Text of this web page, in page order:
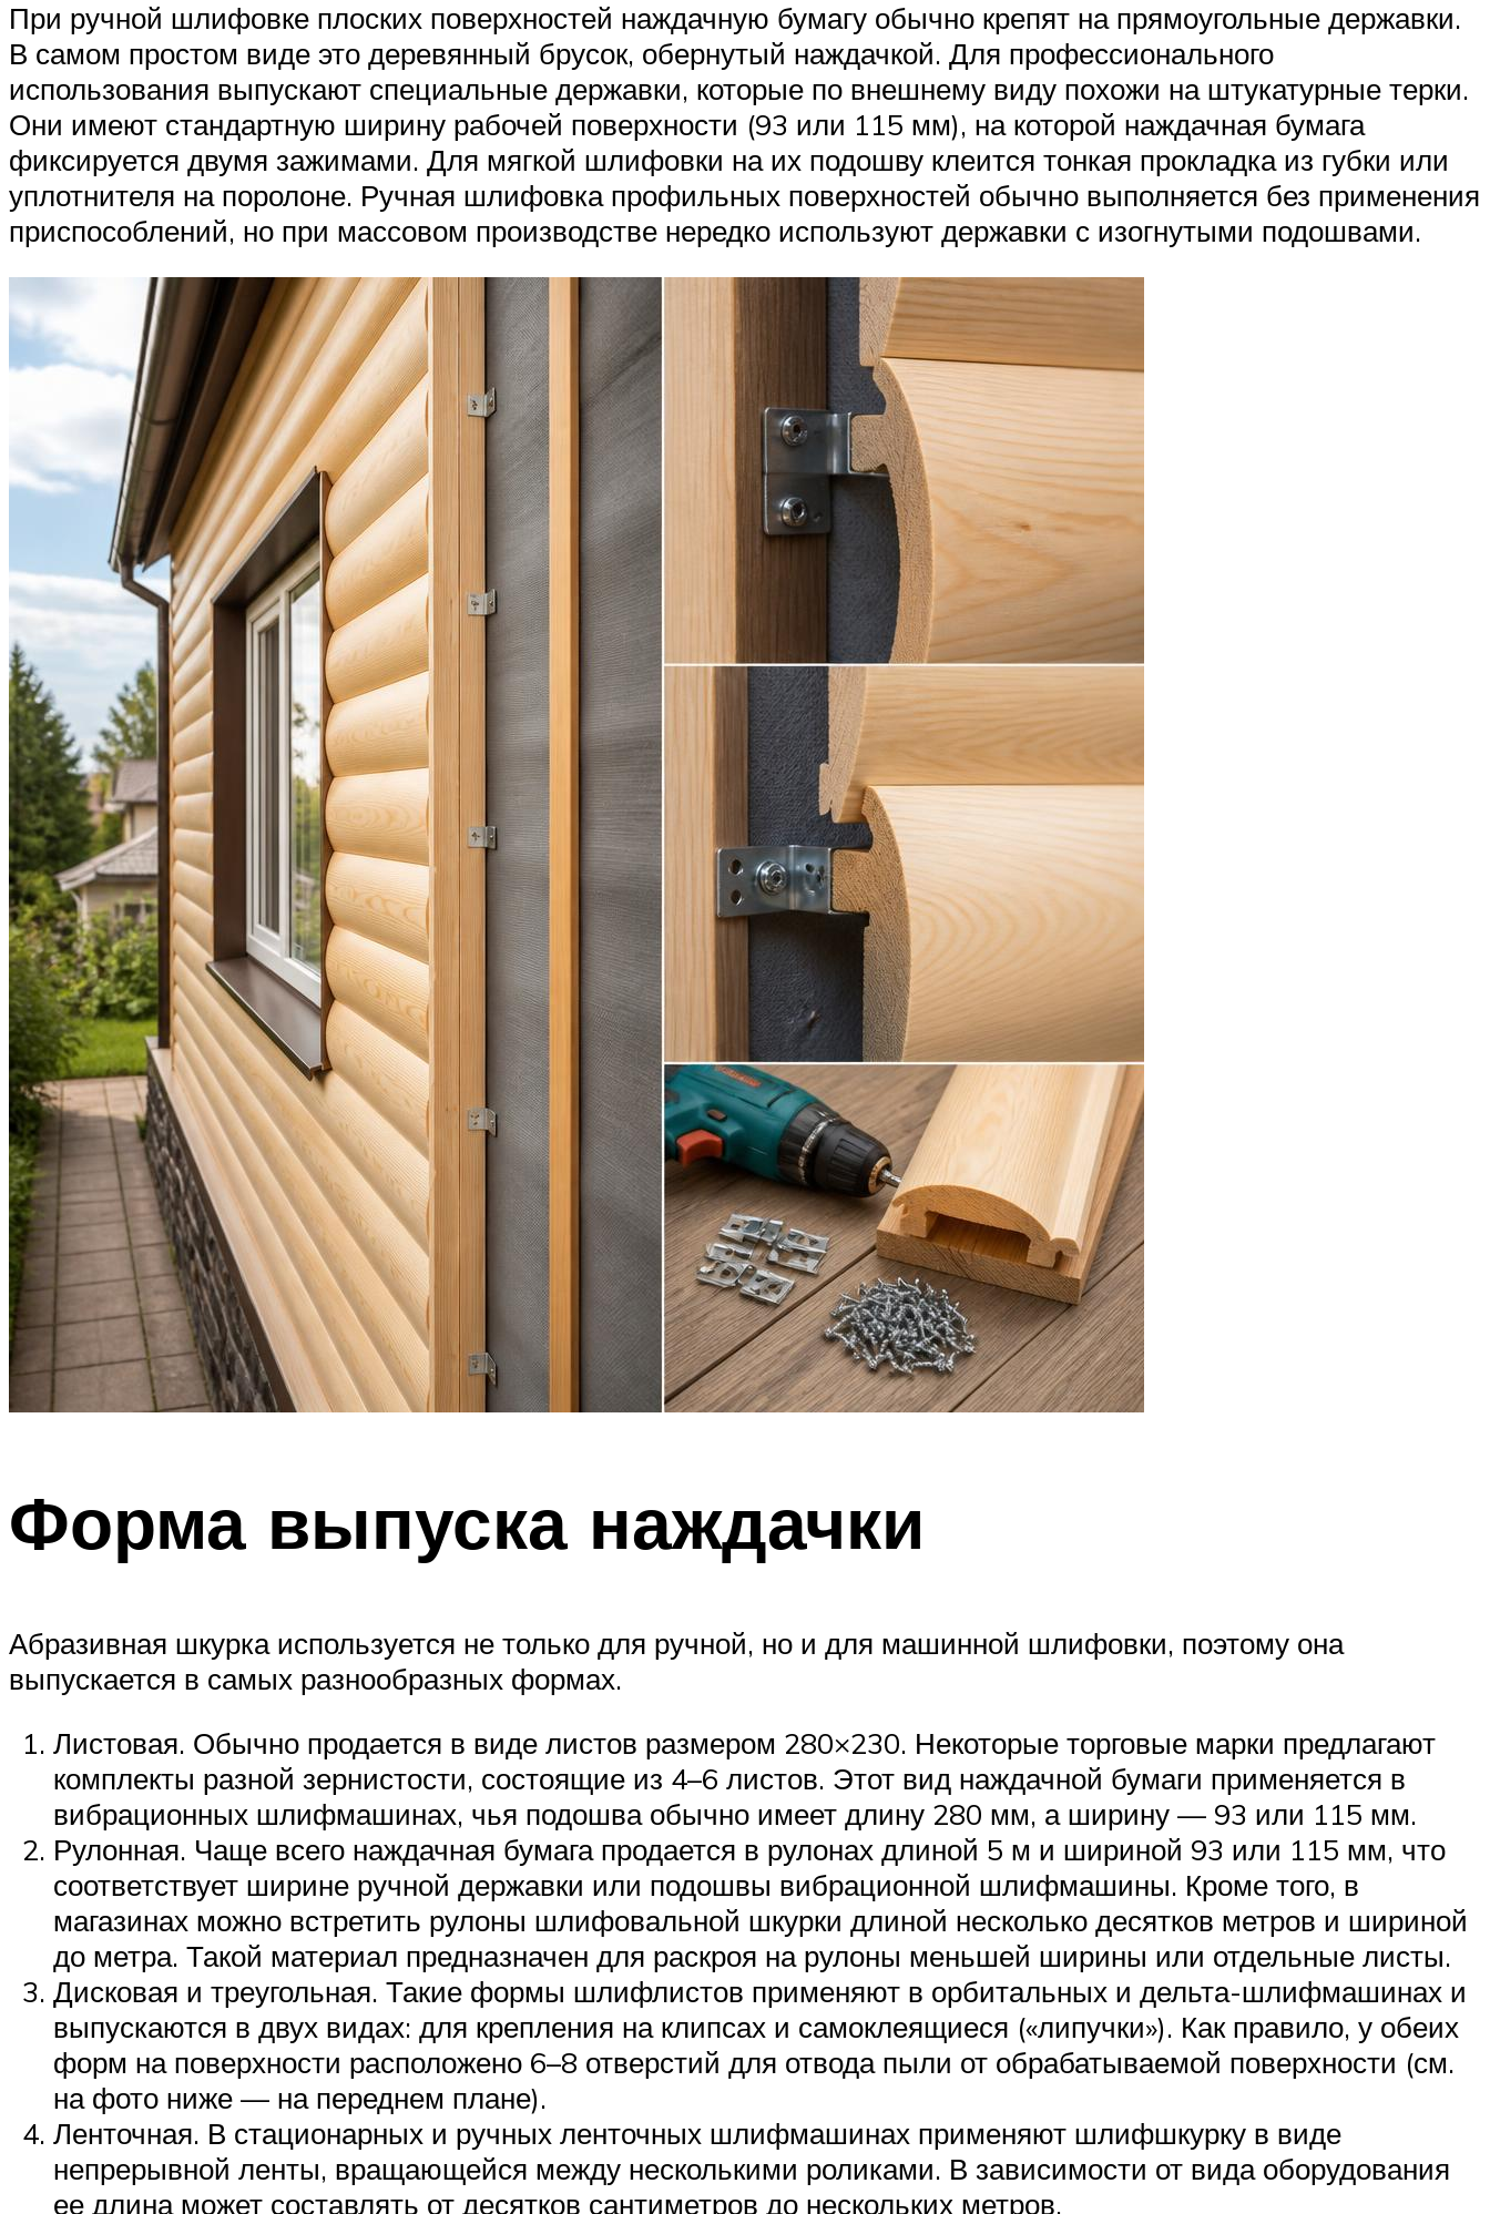
При ручной шлифовке плоских поверхностей наждачную бумагу обычно крепят на прямоугольные державки.
В самом простом виде это деревянный брусок, обернутый наждачкой. Для профессионального
использования выпускают специальные державки, которые по внешнему виду похожи на штукатурные терки.
Они имеют стандартную ширину рабочей поверхности (93 или 115 мм), на которой наждачная бумага
фиксируется двумя зажимами. Для мягкой шлифовки на их подошву клеится тонкая прокладка из губки или
уплотнителя на поролоне. Ручная шлифовка профильных поверхностей обычно выполняется без применения
приспособлений, но при массовом производстве нередко используют державки с изогнутыми подошвами.
Форма выпуска наждачки
Абразивная шкурка используется не только для ручной, но и для машинной шлифовки, поэтому она
выпускается в самых разнообразных формах.
Листовая. Обычно продается в виде листов размером 280×230. Некоторые торговые марки предлагают
комплекты разной зернистости, состоящие из 4–6 листов. Этот вид наждачной бумаги применяется в
вибрационных шлифмашинах, чья подошва обычно имеет длину 280 мм, а ширину — 93 или 115 мм.
Рулонная. Чаще всего наждачная бумага продается в рулонах длиной 5 м и шириной 93 или 115 мм, что
соответствует ширине ручной державки или подошвы вибрационной шлифмашины. Кроме того, в
магазинах можно встретить рулоны шлифовальной шкурки длиной несколько десятков метров и шириной
до метра. Такой материал предназначен для раскроя на рулоны меньшей ширины или отдельные листы.
Дисковая и треугольная. Такие формы шлифлистов применяют в орбитальных и дельта-шлифмашинах и
выпускаются в двух видах: для крепления на клипсах и самоклеящиеся («липучки»). Как правило, у обеих
форм на поверхности расположено 6–8 отверстий для отвода пыли от обрабатываемой поверхности (см.
на фото ниже — на переднем плане).
Ленточная. В стационарных и ручных ленточных шлифмашинах применяют шлифшкурку в виде
непрерывной ленты, вращающейся между несколькими роликами. В зависимости от вида оборудования
ее длина может составлять от десятков сантиметров до нескольких метров.